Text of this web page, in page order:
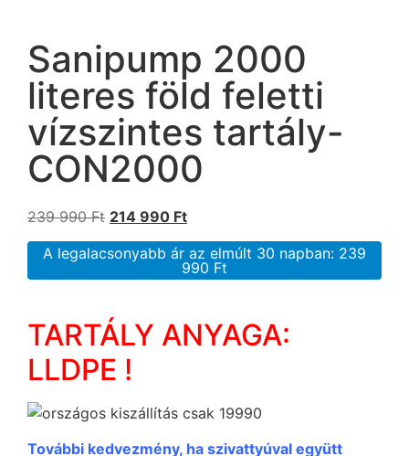
Sanipump 2000
literes föld feletti
vízszintes tartály-
CON2000
239 990Ft 214 990 Ft
A legalacsonyabb ár az elmúlt 30 napban: 239
990 Ft
TARTÁLY ANYAGA:
LLDPE !
További kedvezmény, ha szivattyúval együtt